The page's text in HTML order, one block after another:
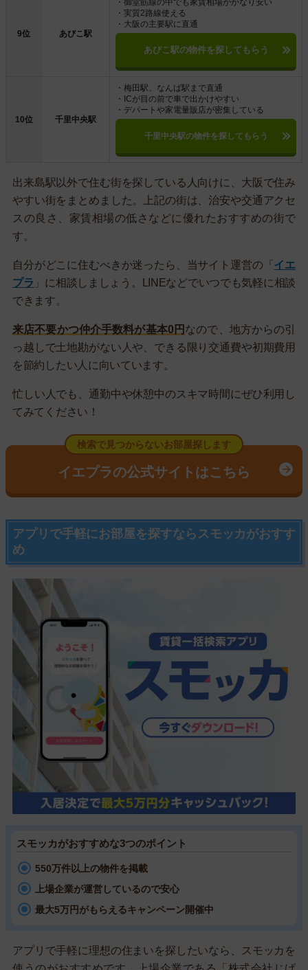
9位 あびこ駅
・御堂筋線の中でも家賃相場がかなり安い
・実質2路線使える
・大阪の主要駅に直通
あびこ駅の物件を探してもらう
10位 千里中央駅
・梅田駅、なんば駅まで直通
・ICが目の前で車で出かけやすい
・デパートや家電量販店が密集している
千里中央駅の物件を探してもらう
出来島駅以外で住む街を探している人向けに、大阪で住み
やすい街をまとめました。上記の街は、治安や交通アクセ
スの良さ、家賃相場の低さなどに優れたおすすめの街で
す。
自分がどこに住むべきか迷ったら、当サイト運営の「 イエ
プラ 」に相談しましょう。LINEなどでいつでも気軽に相談
できます。
来店不要かつ仲介手数料が基本0円 なので、地方からの引
っ越しで土地勘がない人や、できる限り交通費や初期費用
を節約したい人に向いています。
忙しい人でも、通勤中や休憩中のスキマ時間にぜひ利用し
てみてください！
検索で見つからないお部屋探します
イエプラの公式サイトはこちら
アプリで手軽にお部屋を探すならスモッカがおすす
め
スモッカがおすすめな3つのポイント
550万件以上の物件を掲載
上場企業が運営しているので安心
最大5万円がもらえるキャンペーン開催中
アプリで手軽に理想の住まいを探したいなら、スモッカを